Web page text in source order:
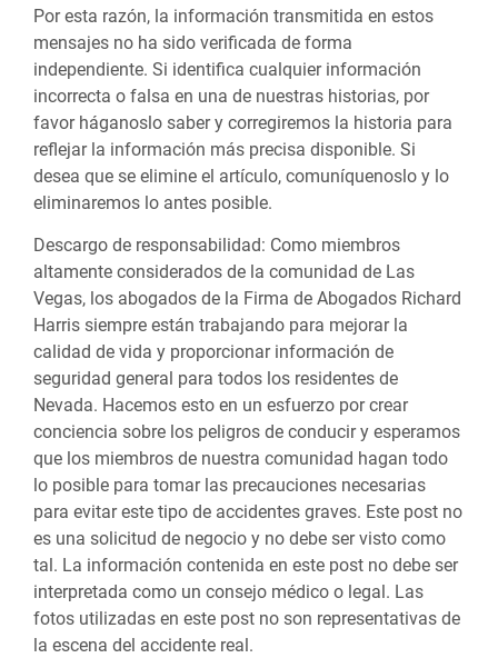
Por esta razón, la información transmitida en estos
mensajes no ha sido verificada de forma
independiente. Si identifica cualquier información
incorrecta o falsa en una de nuestras historias, por
favor háganoslo saber y corregiremos la historia para
reflejar la información más precisa disponible. Si
desea que se elimine el artículo, comuníquenoslo y lo
eliminaremos lo antes posible.
Descargo de responsabilidad: Como miembros
altamente considerados de la comunidad de Las
Vegas, los abogados de la Firma de Abogados Richard
Harris siempre están trabajando para mejorar la
calidad de vida y proporcionar información de
seguridad general para todos los residentes de
Nevada. Hacemos esto en un esfuerzo por crear
conciencia sobre los peligros de conducir y esperamos
que los miembros de nuestra comunidad hagan todo
lo posible para tomar las precauciones necesarias
para evitar este tipo de accidentes graves. Este post no
es una solicitud de negocio y no debe ser visto como
tal. La información contenida en este post no debe ser
interpretada como un consejo médico o legal. Las
fotos utilizadas en este post no son representativas de
la escena del accidente real.